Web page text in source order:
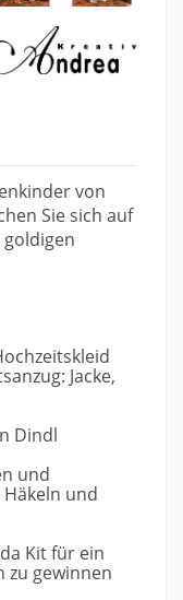
von
Sie sich auf
Jacke,
Dindl
und
und
Kit für ein
zu gewinnen